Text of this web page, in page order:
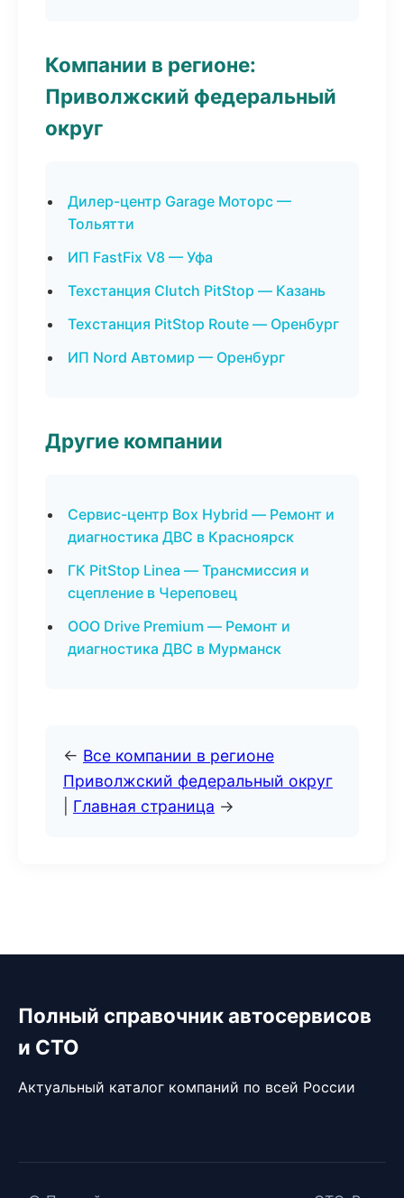
Компании в регионе:
Приволжский федеральный
округ
Дилер-центр Garage Моторс —
Тольятти
ИП FastFix V8 — Уфа
Техстанция Clutch PitStop — Казань
Техстанция PitStop Route — Оренбург
ИП Nord Автомир — Оренбург
Другие компании
Сервис-центр Box Hybrid — Ремонт и
диагностика ДВС в Красноярск
ГК PitStop Linea — Трансмиссия и
сцепление в Череповец
ООО Drive Premium — Ремонт и
диагностика ДВС в Мурманск
← Все компании в регионе
Приволжский федеральный округ
Главная страница →
Полный справочник автосервисов
и СТО
Актуальный каталог компаний по всей России